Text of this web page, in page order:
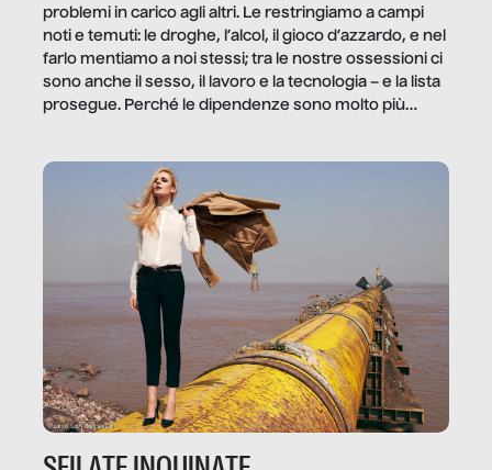
problemi in carico agli altri. Le restringiamo a campi
noti e temuti: le droghe, l’alcol, il gioco d’azzardo, e nel
farlo mentiamo a noi stessi; tra le nostre ossessioni ci
sono anche il sesso, il lavoro e la tecnologia – e la lista
prosegue. Perché le dipendenze sono molto più
trae un guadagno. In questo reportage vediamo
quale e come.